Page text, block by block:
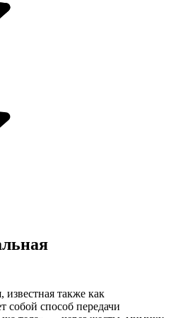
также как
собой способ передачи